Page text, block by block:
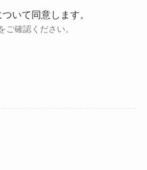
いて同意します。
ご確認ください。